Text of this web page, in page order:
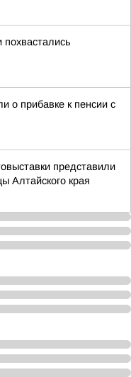
о прибавке к пенсии с
представили
Алтайского края